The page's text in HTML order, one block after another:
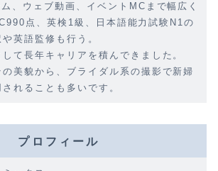
、ウェブ動画、イベントMCまで幅広く
点、英検1級、日本語能力試験N1の
英語監修も行う。
て長年キャリアを積んできました。
美貌から、ブライダル系の撮影で新婦
れることも多いです。
プロフィール